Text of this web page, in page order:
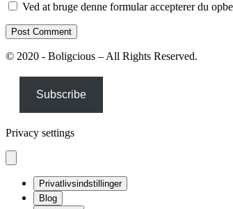
Ved at bruge denne formular accepterer du
© 2020 - Boligcious – All Rights Reserved.
Subscribe
Privacy settings
Privatlivsindstillinger
Blog